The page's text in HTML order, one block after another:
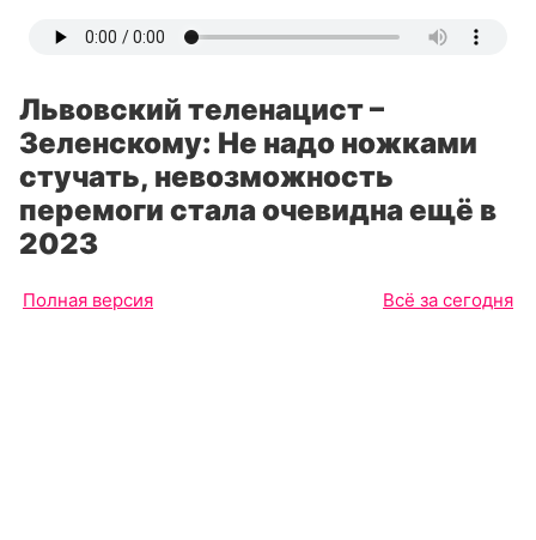
Львовский теленацист –
Зеленскому: Не надо ножками
стучать, невозможность
перемоги стала очевидна ещё в
2023
Полная версия Всё за сегодня